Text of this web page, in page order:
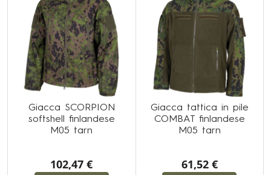
Giacca SCORPION
softshell finlandese
M05 tarn
102,47 €
Giacca tattica in pile
COMBAT finlandese
M05 tarn
61,52 €